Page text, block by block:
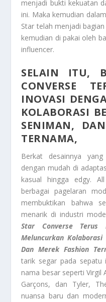
menjadi bukti kekuatan
ini. Maka kemudian
Star telah menjadi
kemudian di pakai oleh
influencer.
SELAIN ITU,
CONVERSE
INOVASI
KOLABORASI
SENIMAN,
TERNAMA,
Berkat desainnya
dengan mudah di
kasual hingga edgy.
berbagai pagelaran
membuktikan bahwa
menarik di industri
Star Converse Terus
Meluncurkan Kolaborasi
Dan Merek Fashion
tarik segar pada sepatu
nama besar seperti Virgil
Garçons, dan Tyler,
nuansa baru dan